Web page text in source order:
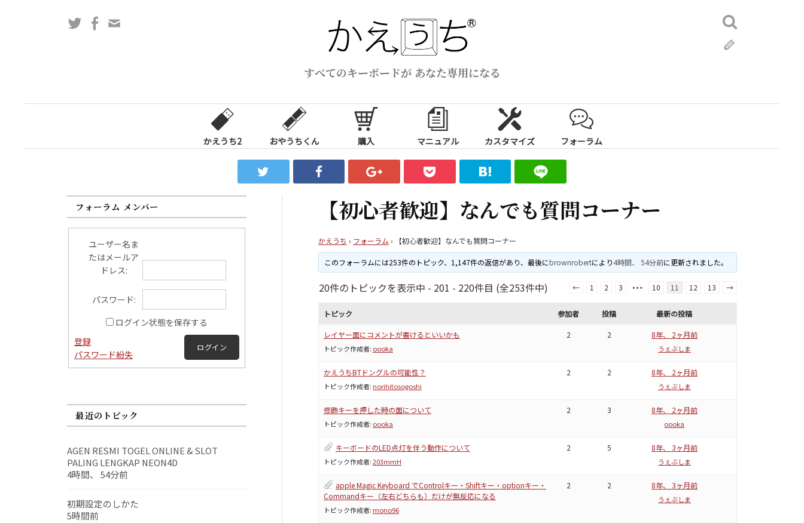
ス
すべてのキーボードが あなた専用になる
TwitterFacebook
検
索:
かえうち2 おやうちくん 購入 マニュアル カスタマイズ フォーラム
【初心者歓迎】なんでも質問コーナー
かえうち › フォーラム › 【初心者歓迎】なんでも質問コーナー
このフォーラムには253件のトピック、1,147件の返信があり、最後にbrownrobertにより4時間、 54分前に更新されました。
20件のトピックを表示中 - 201 - 220件目 (全253件中) ← 1 2 3 … 10 11 12 13 →
トピック 参加者 投稿 最新の投稿
レイヤー面にコメントが書けるといいかも
トピック作成者: oooka
2 2 8年、 2ヶ月前
うぇぶしま
かえうちBTドングルの可能性？
トピック作成者: norihitosogoshi
2 2 8年、 2ヶ月前
うぇぶしま
修飾キーを押した時の面について
トピック作成者: oooka
2 3 8年、 2ヶ月前
oooka
キーボードのLED点灯を伴う動作について
トピック作成者:203mmH
2 5 8年、 3ヶ月前
うぇぶしま
apple Magic Keyboard でControlキー・Shiftキー・optionキー・
Commandキー（左右どちらも）だけが無反応になる
トピック作成者: mono96
2 2 8年、 3ヶ月前
うぇぶしま
フォーラム メンバー
ユーザー名ま
たはメールア
ドレス:
パスワード:
ログイン状態を保存する
ログイン
登録
パスワード紛失
最近のトピック
AGEN RESMI TOGEL ONLINE & SLOT
PALING LENGKAP NEON4D
4時間、 54分前
初期設定のしかた
5時間前